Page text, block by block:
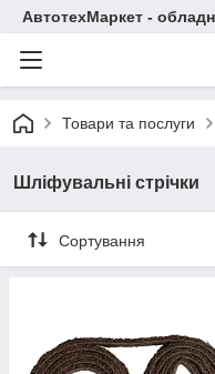
АвтотехМаркет -
Товари та послуги
Шліфувальні стрічки
Сортування